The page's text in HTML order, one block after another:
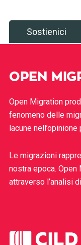
Sostienici
OPEN
Open Migration
fenomeno delle
lacune
Le migrazioni
nostra epoca.
attraverso l’analisi